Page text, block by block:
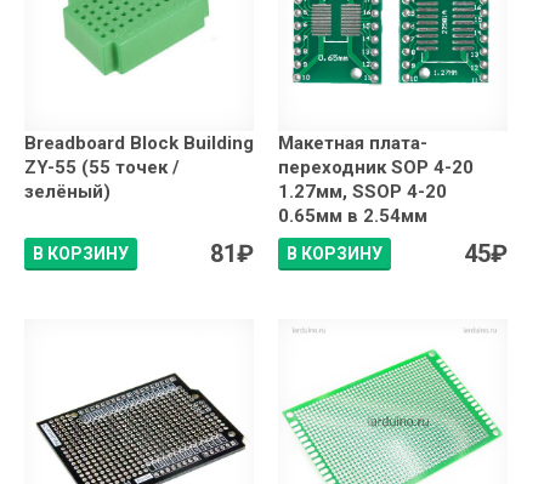
Breadboard Block Building
ZY-55 (55 точек /
зелёный)
В КОРЗИНУ 81₽
Макетная плата-
переходник SOP 4-20
1.27мм, SSOP 4-20
0.65мм в 2.54мм
В КОРЗИНУ 45₽